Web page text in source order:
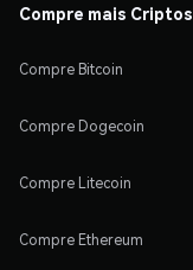
Compre mais Criptos
Compre Bitcoin
Compre Dogecoin
Compre Litecoin
Compre Ethereum